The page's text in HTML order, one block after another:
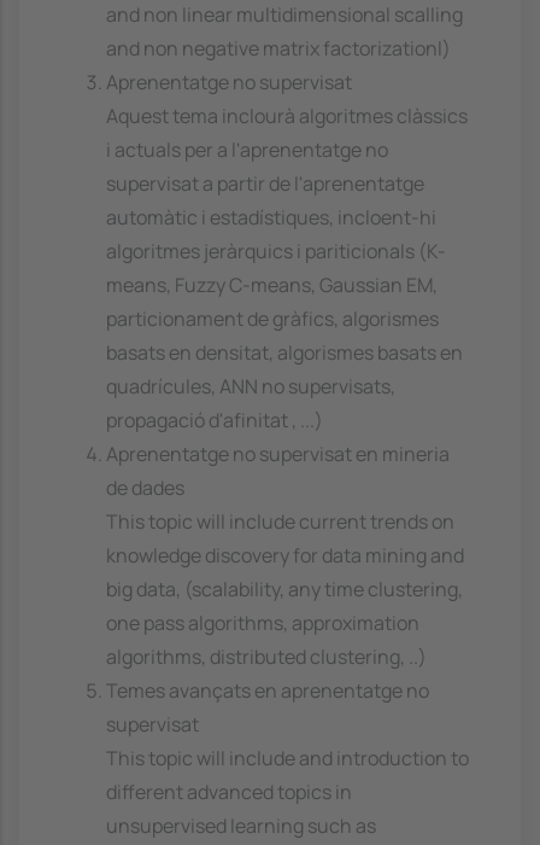
and non linear multidimensional scalling
and non negative matrix factorizationl)
Aprenentatge no supervisat
Aquest tema inclourà algoritmes clàssics
i actuals per a l'aprenentatge no
supervisat a partir de l'aprenentatge
automàtic i estadístiques, incloent-hi
algoritmes jeràrquics i pariticionals (K-
means, Fuzzy C-means, Gaussian EM,
particionament de gràfics, algorismes
basats en densitat, algorismes basats en
quadrícules, ANN no supervisats,
propagació d'afinitat , ...)
Aprenentatge no supervisat en mineria
de dades
This topic will include current trends on
knowledge discovery for data mining and
big data, (scalability, any time clustering,
one pass algorithms, approximation
algorithms, distributed clustering, ..)
Temes avançats en aprenentatge no
supervisat
This topic will include and introduction to
different advanced topics in
unsupervised learning such as